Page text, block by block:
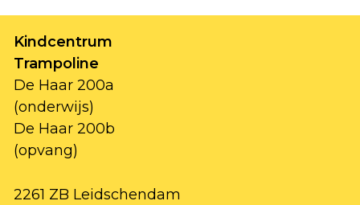
Kindcentrum
Trampoline
De Haar 200a
(onderwijs)
De Haar 200b
(opvang)
2261 ZB Leidschendam